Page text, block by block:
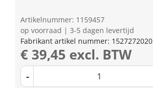
Artikelnummer: 1159457
op voorraad | 3-5 dagen levertijd
Fabrikant artikel nummer: 1527272020
€ 39,45 excl. BTW
-